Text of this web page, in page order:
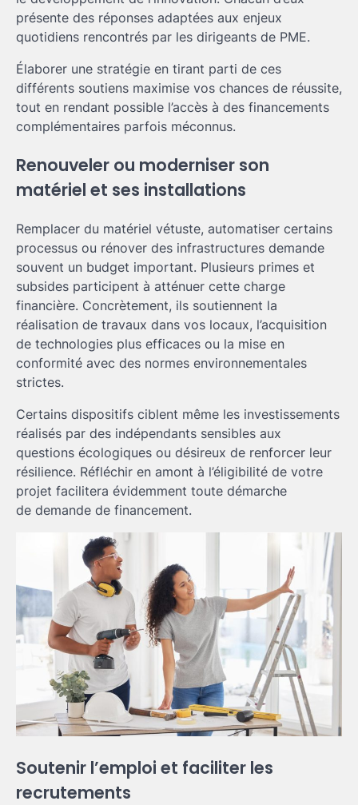
présente des réponses adaptées aux enjeux
quotidiens rencontrés par les dirigeants de PME.
Élaborer une stratégie en tirant parti de ces
différents soutiens maximise vos chances de réussite,
tout en rendant possible l’accès à des financements
complémentaires parfois méconnus.
Renouveler ou moderniser son
matériel et ses installations
Remplacer du matériel vétuste, automatiser certains
processus ou rénover des infrastructures demande
souvent un budget important. Plusieurs primes et
subsides participent à atténuer cette charge
financière. Concrètement, ils soutiennent la
réalisation de travaux dans vos locaux, l’acquisition
de technologies plus efficaces ou la mise en
conformité avec des normes environnementales
strictes.
Certains dispositifs ciblent même les investissements
réalisés par des indépendants sensibles aux
questions écologiques ou désireux de renforcer leur
résilience. Réfléchir en amont à l’éligibilité de votre
projet facilitera évidemment toute démarche
de demande de financement.
Soutenir l’emploi et faciliter les
recrutements